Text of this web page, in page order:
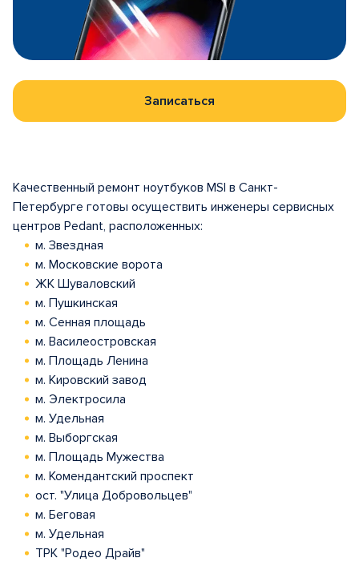
Записаться
Качественный ремонт ноутбуков MSI в Санкт-
Петербурге готовы осуществить инженеры сервисных
центров Pedant, расположенных:
м. Звездная
м. Московские ворота
ЖК Шуваловский
м. Пушкинская
м. Сенная площадь
м. Василеостровская
м. Площадь Ленина
м. Кировский завод
м. Электросила
м. Удельная
м. Выборгская
м. Площадь Мужества
м. Комендантский проспект
ост. "Улица Добровольцев"
м. Беговая
м. Удельная
ТРК "Родео Драйв"